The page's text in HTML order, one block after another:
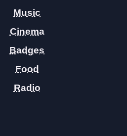
Music
Cinema
Badges
Food
Radio